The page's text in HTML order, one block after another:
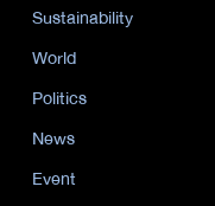
Sustainability
World
Politics
News
Event